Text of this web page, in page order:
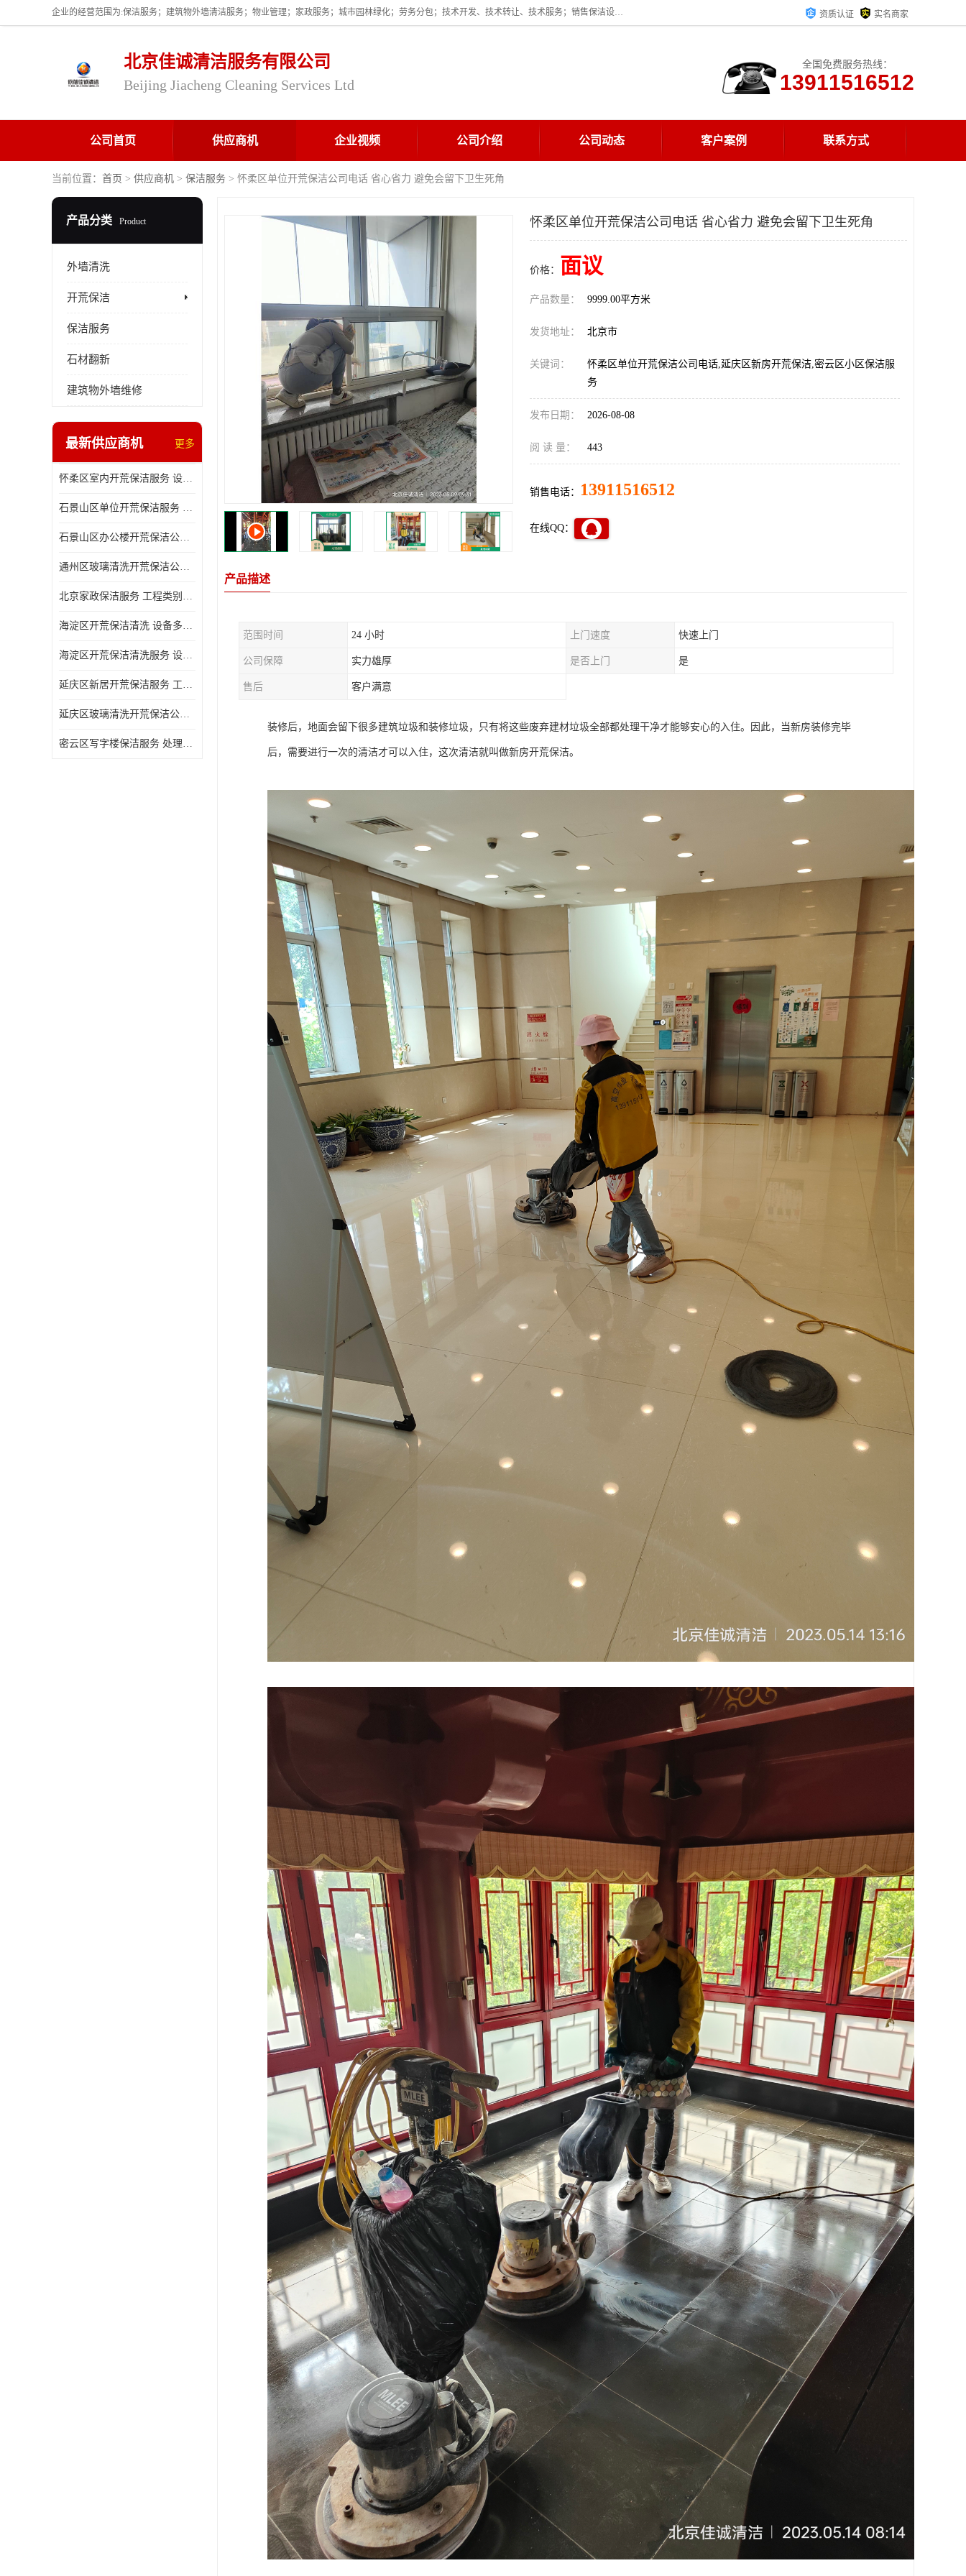
企业的经营范围为:保洁服务；建筑物外墙清洁服务；物业管理；家政服务；城市园林绿化；劳务分包；技术开发、技术转让、技术服务；销售保洁设备、卫生用品、化工产品（不含危险化学品及一类易制毒化学品）、日用品、办公设备、建筑材料、装饰材料；图文设计；清洁服务（不含餐具消毒）；中央空调维修；工程设计；施工总承包；专业承包。 资质认证 实名商家
北京佳诚清洁服务有限公司
Beijing Jiacheng Cleaning Services Ltd
全国免费服务热线：
13911516512
公司首页 供应商机 企业视频 公司介绍 公司动态 客户案例 联系方式
当前位置： 首页 > 供应商机 > 保洁服务 > 怀柔区单位开荒保洁公司电话 省心省力 避免会留下卫生死角
产品分类 Product
外墙清洗
开荒保洁
保洁服务
石材翻新
建筑物外墙维修
最新供应商机 更多
怀柔区室内开荒保洁服务 设备多样 减轻日后打理工作
石景山区单位开荒保洁服务 省心省力 便于人员尽快入住
石景山区办公楼开荒保洁公司 设备多样 清洁知识全面
通州区玻璃清洗开荒保洁公司电话 省心省力 有效消除隐患
北京家政保洁服务 工程类别多 有效消除隐患
海淀区开荒保洁清洗 设备多样 避免会留下卫生死角
海淀区开荒保洁清洗服务 设备多样 清洁知识全面
延庆区新居开荒保洁服务 工程类别多 避免会留下卫生死角
延庆区玻璃清洗开荒保洁公司电话 处理细致 清洁知识全面
密云区写字楼保洁服务 处理细致 避免会留下卫生死角
怀柔区单位开荒保洁公司电话 省心省力 避免会留下卫生死角
价格： 面议
产品数量： 9999.00平方米
发货地址： 北京市
关键词：
怀柔区单位开荒保洁公司电话,延庆区新房开荒保洁,密云区小区保洁服
务
发布日期： 2026-08-08
阅 读 量： 443
销售电话： 13911516512
在线QQ：
产品描述
范围时间 24 小时 上门速度 快速上门
公司保障 实力雄厚 是否上门 是
售后 客户满意
装修后，地面会留下很多建筑垃圾和装修垃圾，只有将这些废弃建材垃圾全部都处理干净才能够安心的入住。因此，当新房装修完毕
后，需要进行一次的清洁才可以入住，这次清洁就叫做新房开荒保洁。